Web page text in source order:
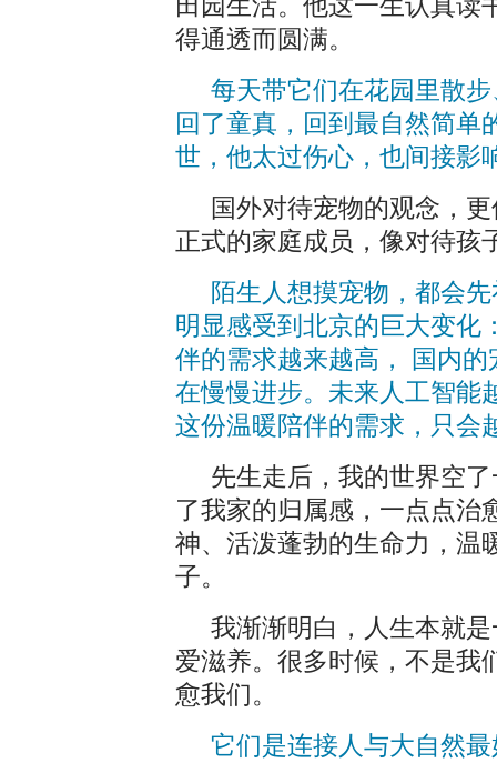
得通透而圆满。
每天带它们在花园里散
回了童真，回到最自然简单
世，他太过伤心，也间接影
国外对待宠物的观念，
正式的家庭成员，像对待孩
陌生人想摸宠物，都会
明显感受到北京的巨大变化
伴的需求越来越高， 国内
在慢慢进步。未来人工智能
这份温暖陪伴的需求，只会
先生走后，我的世界空
了我家的归属感，一点点治
神、活泼蓬勃的生命力，温
子。
我渐渐明白，人生本就
爱滋养。很多时候，不是我
愈我们。
它们是连接人与大自然